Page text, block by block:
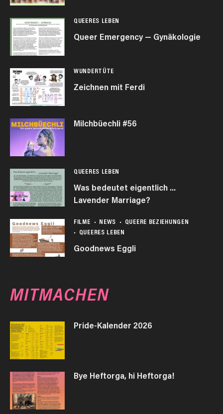
QUEERES LEBEN
Queer Emergency — Gynäkologie
WUNDERTÜTE
Zeichnen mit Ferdi
Milchbüechli #56
QUEERES LEBEN
Was bedeutet eigentlich …
Lavender Marriage?
FILME NEWS
QUEERE BEZIEHUNGEN
QUEERES LEBEN
Goodnews Eggli
MITMACHEN
Pride-Kalender 2026
Bye Heftorga, hi Heftorga!